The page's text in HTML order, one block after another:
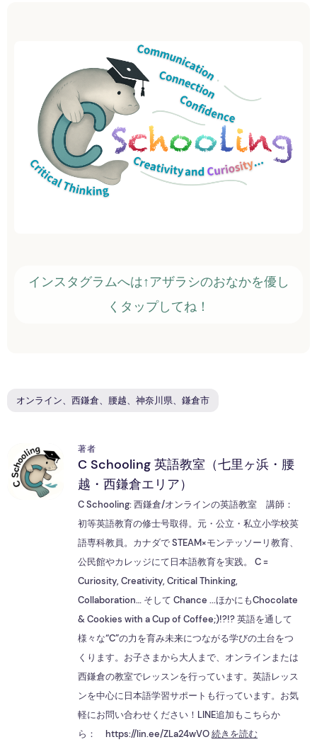
インスタグラムへは↑アザラシのおなかを優し
くタップしてね！
オンライン、西鎌倉、腰越、神奈川県、鎌倉市
C
著者
C Schooling 英語教室（七里ヶ浜・腰
越・西鎌倉エリア）
C Schooling: 西鎌倉/オンラインの英語教室 講師：
初等英語教育の修士号取得。元・公立・私立小学校英
語専科教員。カナダで STEAM×モンテッソーリ教育、
公民館やカレッジにて日本語教育を実践。 C =
Curiosity, Creativity, Critical Thinking,
Collaboration… そして Chance ...ほかにもChocolate
& Cookies with a Cup of Coffee;)!?!? 英語を通して
様々な“C”の力を育み未来につながる学びの土台をつ
くります。お子さまから大人まで、オンラインまたは
西鎌倉の教室でレッスンを行っています。英語レッス
ンを中心に日本語学習サポートも行っています。お気
軽にお問い合わせください！LINE追加もこちらか
ら： https://lin.ee/ZLa24wVO続きを読む